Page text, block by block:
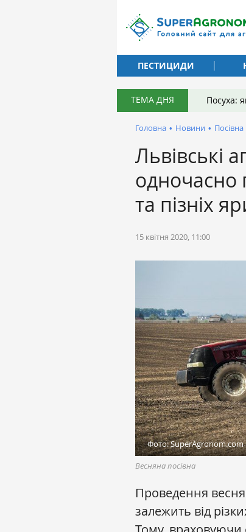
ПЕСТИЦИДИ
ТЕМА ДНЯ Посуха:
Головна • Новини • Посівна
Львівські
одночасно
та пізніх
15 квітня 2020, 11:00
Фото: SuperAgronom.com
Весняна посівна
Проведення
залежить від